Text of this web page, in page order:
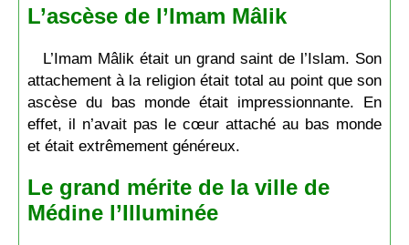
L’ascèse de l’Imam Mâlik
L’Imam Mâlik était un grand saint de l’Islam. Son
attachement à la religion était total au point que son
ascèse du bas monde était impressionnante. En
effet, il n’avait pas le cœur attaché au bas monde
et était extrêmement généreux.
Le grand mérite de la ville de
Médine l’Illuminée